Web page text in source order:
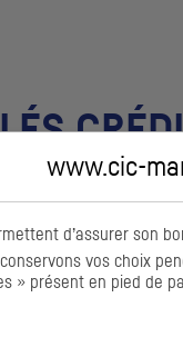
www.cic-
d’assurer son
vos choix
» présent en pied de